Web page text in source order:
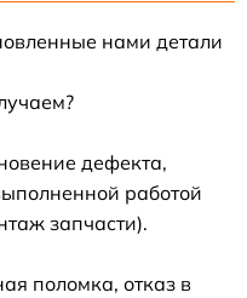
нами детали
дефекта,
работой
запчасти).
поломка, отказ в